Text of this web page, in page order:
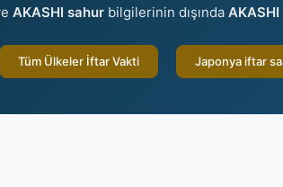
AKASHI sahurbilgilerinin dışında
Tüm Ülkeler İftar Vakti Japonya iftar